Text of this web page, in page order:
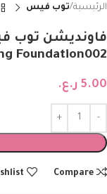
الرئيسية توب فيس
Foundation002
5.00 ر.ع.
Compare